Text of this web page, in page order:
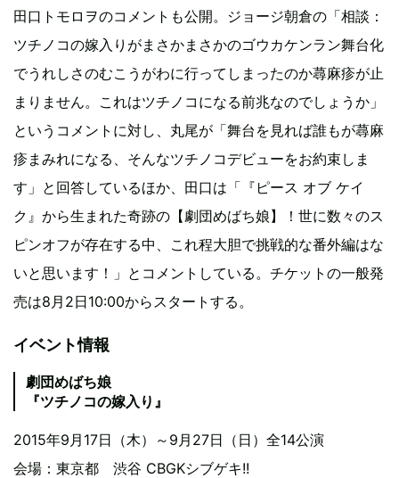
田口トモロヲのコメントも公開。ジョージ朝倉の「相談：
ツチノコの嫁入りがまさかまさかのゴウカケンラン舞台化
でうれしさのむこうがわに行ってしまったのか蕁麻疹が止
まりません。これはツチノコになる前兆なのでしょうか」
というコメントに対し、丸尾が「舞台を見れば誰もが蕁麻
疹まみれになる、そんなツチノコデビューをお約束しま
す」と回答しているほか、田口は「『ピース オブ ケイ
ク』から生まれた奇跡の【劇団めばち娘】！世に数々のス
ピンオフが存在する中、これ程大胆で挑戦的な番外編はな
いと思います！」とコメントしている。チケットの一般発
売は8月2日10:00からスタートする。
イベント情報
劇団めばち娘
『ツチノコの嫁入り』
2015年9月17日（木）～9月27日（日）全14公演
会場：東京都 渋谷 CBGKシブゲキ!!